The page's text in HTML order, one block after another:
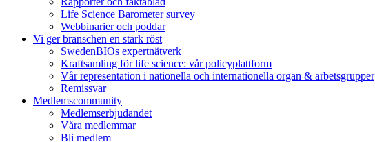
Life Science Barometer survey
Webbinarier och poddar
Vi ger branschen en stark röst
SwedenBIOs expertnätverk
Kraftsamling för life science: vår policyplattform
Vår representation i nationella och internationella organ & arbetsgrupper
Remissvar
Medlemscommunity
Medlemserbjudandet
Våra medlemmar
Bli medlem